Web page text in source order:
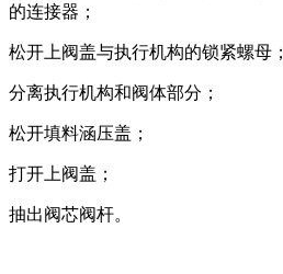
的连接器；
松开上阀盖与执行机构的锁紧螺母；
分离执行机构和阀体部分；
松开填料涵压盖；
打开上阀盖；
抽出阀芯阀杆。